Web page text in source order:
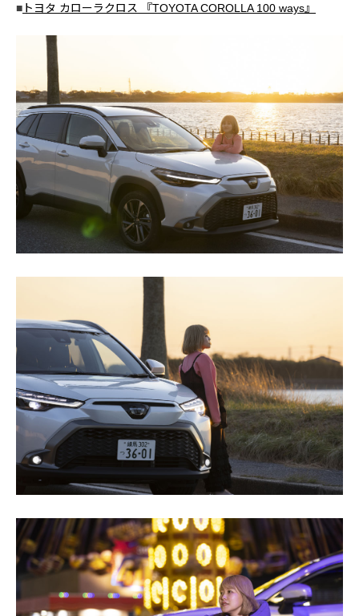
■ トヨタ カローラクロス 『TOYOTA COROLLA 100 ways』